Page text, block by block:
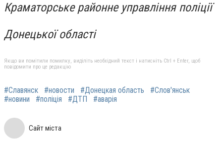
Краматорське районне управління поліції
Донецької області
Якщо ви помітили помилку, виділіть необхідний текст і натисніть Ctrl + Enter, щоб
повідомити про це редакцію
#Славянск #новости #Донецкая область
#Слов'янськ
#новини
#поліція #ДТП #аварія
Сайт міста